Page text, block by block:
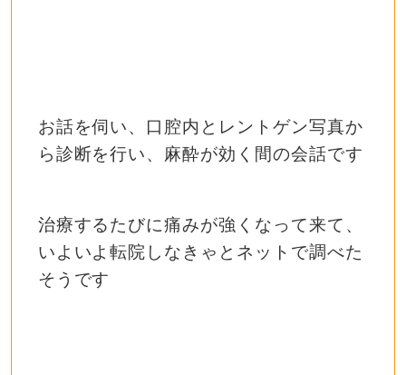
お話を伺い、口腔内とレントゲン写真か
ら診断を行い、麻酔が効く間の会話です
治療するたびに痛みが強くなって来て、
いよいよ転院しなきゃとネットで調べた
そうです